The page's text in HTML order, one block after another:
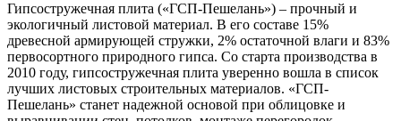
Гипсостружечная плита («ГСП-Пешелань») – прочный и
экологичный листовой материал. В его составе 15%
древесной армирующей стружки, 2% остаточной влаги и 83%
первосортного природного гипса. Со старта производства в
2010 году, гипсостружечная плита уверенно вошла в список
лучших листовых строительных материалов. «ГСП-
Пешелань» станет надежной основой при облицовке и